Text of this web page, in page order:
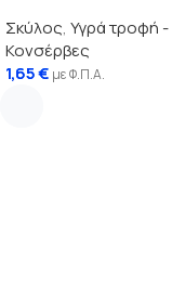
Σκύλος, Υγρά τροφή -
Κονσέρβες
1,65€ με Φ.Π.Α.